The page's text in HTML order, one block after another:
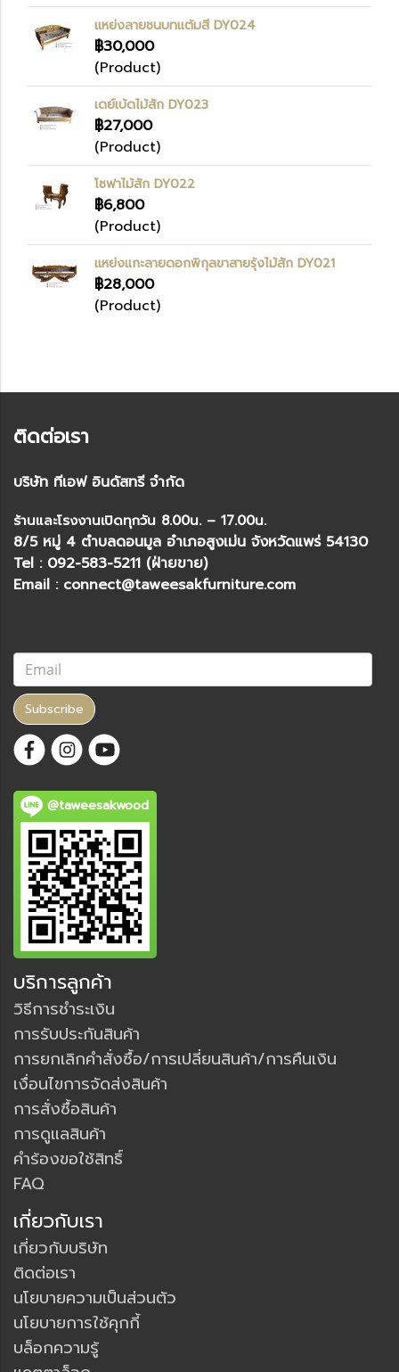
แหย่งลายชนบทแต้มสี DY024
฿30,000
(Product)
เดย์เบ้ดไม้สัก DY023
฿27,000
(Product)
โซฟาไม้สัก DY022
฿6,800
(Product)
แหย่งแกะลายดอกพิกุลขาสายรุ้งไม้สัก DY021
฿28,000
(Product)
ติดต่อเรา
บริษัท ทีเอฟ อินดัสทรี จำกัด
ร้านและโรงงานเปิดทุกวัน 8.00น. – 17.00น.
8/5 หมู่ 4 ตำบลดอนมูล อำเภอสูงเม่น จังหวัดแพร่ 54130
Tel : 092-583-5211 (ฝ่ายขาย)
Email : connect@taweesakfurniture.com
Subscribe
@taweesakwood
บริการลูกค้า
วิธีการชำระเงิน
การรับประกันสินค้า
การยกเลิกคำสั่งซื้อ/การเปลี่ยนสินค้า/การคืนเงิน
เงื่อนไขการจัดส่งสินค้า
การสั่งซื้อสินค้า
การดูแลสินค้า
คำร้องขอใช้สิทธิ์
FAQ
เกี่ยวกับเรา
เกี่ยวกับบริษัท
ติดต่อเรา
นโยบายความเป็นส่วนตัว
นโยบายการใช้คุกกี้
บล็อกความรู้